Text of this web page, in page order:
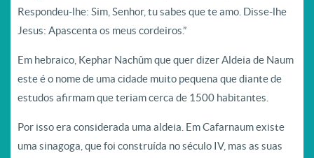
Respondeu-lhe: Sim, Senhor, tu sabes que te amo. Disse-lhe
Jesus: Apascenta os meus cordeiros.”
Em hebraico, Kephar Nachûm que quer dizer Aldeia de Naum
este é o nome de uma cidade muito pequena que diante de
estudos afirmam que teriam cerca de 1500 habitantes.
Por isso era considerada uma aldeia. Em Cafarnaum existe
uma sinagoga, que foi construída no século IV, mas as suas